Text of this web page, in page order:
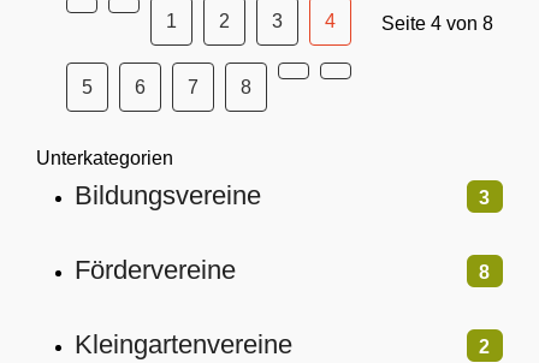
Seite 4 von 8
1 2 3 4
5 6 7 8
Unterkategorien
Bildungsvereine 3
Fördervereine 8
Kleingartenvereine 2